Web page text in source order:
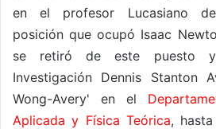
en el profesor Lucasiano
posición que ocupó Isaac
se retiró de este puesto
Investigación Dennis Stanton
Wong-Avery' en el
Aplicada y Física Teórica,